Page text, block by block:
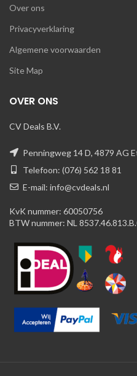
Over ons
Privacyverklaring
Algemene voorwaarden
Site Map
OVER ONS
CV Deals B.V.
Penningweg 14 D, 4879 AG
Telefoon: (076) 562 18 81
E-mail: info@cvdeals.nl
KvK nummer: 60050756
BTW nummer: NL